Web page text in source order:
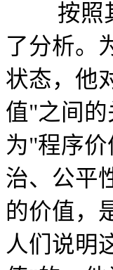
按照其
了分析。
状态，他
值"之间
为"程序
治、公平
的价值，
人们说明